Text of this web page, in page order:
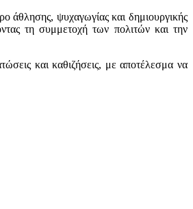
άθλησης, ψυχαγωγίας και δημιουργικής
τη συμμετοχή των πολιτών και την
και καθιζήσεις, με αποτέλεσμα να